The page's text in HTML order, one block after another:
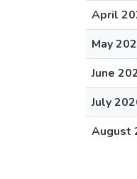
April
May
June
July
August